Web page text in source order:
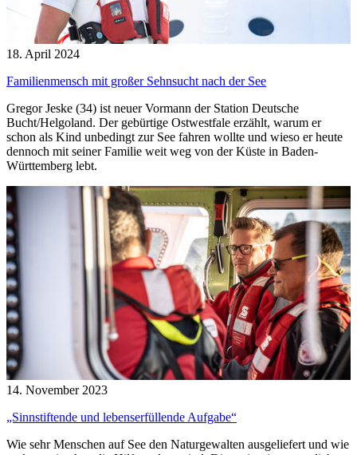
18. April 2024
Familienmensch mit großer Sehnsucht nach der See
Gregor Jeske (34) ist neuer Vormann der Station Deutsche
Bucht/Helgoland. Der gebürtige Ostwestfale erzählt, warum er
schon als Kind unbedingt zur See fahren wollte und wieso er heute
dennoch mit seiner Familie weit weg von der Küste in Baden-
Württemberg lebt.
14. November 2023
„Sinnstiftende und lebenserfüllende Aufgabe“
Wie sehr Menschen auf See den Naturgewalten ausgeliefert und wie